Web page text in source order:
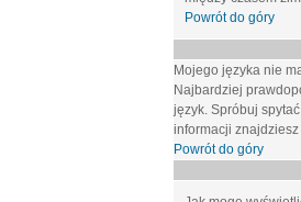
Powrót do góry
Mojego języka nie
Najbardziej
język. Spróbuj
informacji
Powrót do góry